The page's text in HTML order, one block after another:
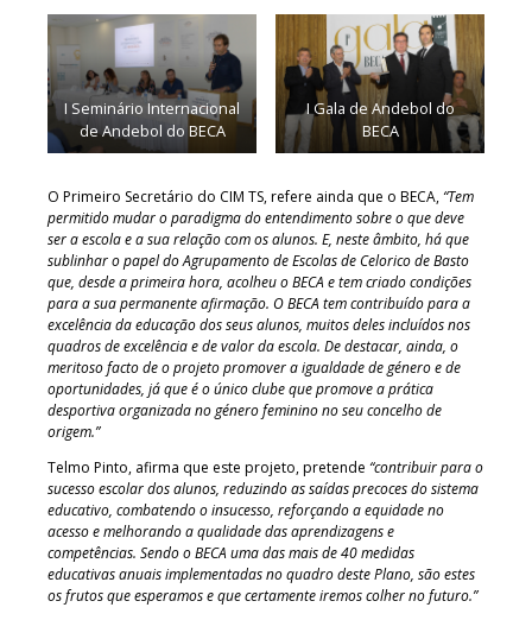
I Seminário Internacional
de Andebol do BECA
I Gala de Andebol do
BECA
O Primeiro Secretário do CIM TS, refere ainda que o BECA,“Tem
permitido mudar o paradigma do entendimento sobre o que deve
ser a escola e a sua relação com os alunos. E, neste âmbito, há que
sublinhar o papel do Agrupamento de Escolas de Celorico de Basto
que, desde a primeira hora, acolheu o BECA e tem criado condições
para a sua permanente afirmação. O BECA tem contribuído para a
excelência da educação dos seus alunos, muitos deles incluídos nos
quadros de excelência e de valor da escola. De destacar, ainda, o
meritoso facto de o projeto promover a igualdade de género e de
oportunidades, já que é o único clube que promove a prática
desportiva organizada no género feminino no seu concelho de
origem.”
Telmo Pinto, afirma que este projeto, pretende “contribuir para o
sucesso escolar dos alunos, reduzindo as saídas precoces do sistema
educativo, combatendo o insucesso, reforçando a equidade no
acesso e melhorando a qualidade das aprendizagens e
competências. Sendo o BECA uma das mais de 40 medidas
educativas anuais implementadas no quadro deste Plano, são estes
os frutos que esperamos e que certamente iremos colher no futuro.”